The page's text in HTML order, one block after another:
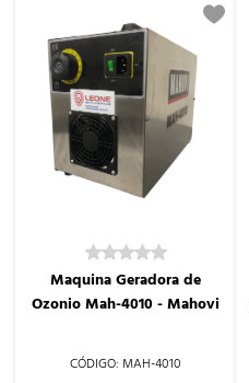
MAH-4010
Maquina Geradora de
Ozonio Mah-4010 - Mahovi